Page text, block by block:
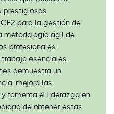
prestigiosas
para la gestión de
metodología ágil de
profesionales
esenciales.
demuestra un
mejora las
fomenta el liderazgo en
de obtener estas